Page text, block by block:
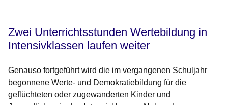
Zwei Unterrichtsstunden Wertebildung in
Intensivklassen laufen weiter
Genauso fortgeführt wird die im vergangenen Schuljahr
begonnene Werte- und Demokratiebildung für die
geflüchteten oder zugewanderten Kinder und